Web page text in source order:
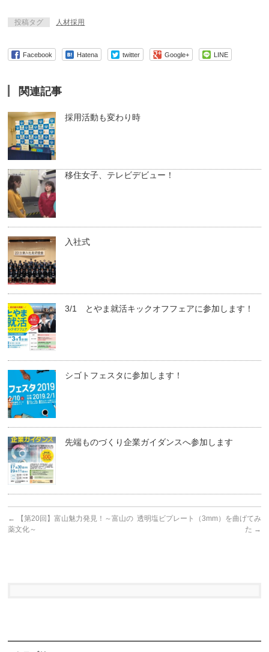
投稿タグ 人材採用
Facebook Hatena twitter Google+ LINE
関連記事
採用活動も変わり時
移住女子、テレビデビュー！
入社式
3/1 とやま就活キックオフフェアに参加します！
シゴトフェスタに参加します！
先端ものづくり企業ガイダンスへ参加します
←
【第20回】富山魅力発見！～富山の
薬文化～
透明塩ビプレート（3mm）を曲げてみ
た →